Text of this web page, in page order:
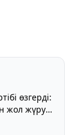
өзгерді:
жол жүру